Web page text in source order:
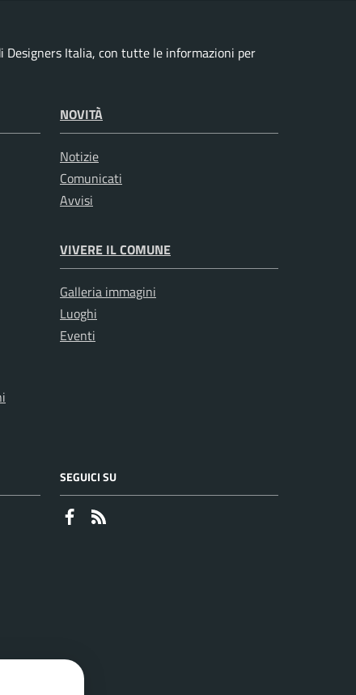
Designers Italia, con tutte le informazioni per
NOVITÀ
Notizie
Comunicati
Avvisi
VIVERE IL COMUNE
Galleria immagini
Luoghi
Eventi
SEGUICI SU
Faceboook